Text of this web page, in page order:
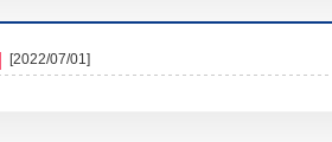
[2022/07/01]